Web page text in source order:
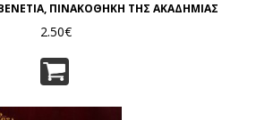
ΠΙΝΑΚΟΘΗΚΗ ΤΗΣ ΑΚΑΔΗΜΙΑΣ
2.50€